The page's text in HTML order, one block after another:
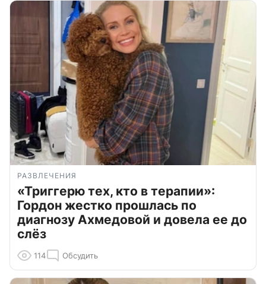
РАЗВЛЕЧЕНИЯ
«Триггерю тех, кто в терапии»:
Гордон жестко прошлась по
диагнозу Ахмедовой и довела ее до
слёз
114 Обсудить